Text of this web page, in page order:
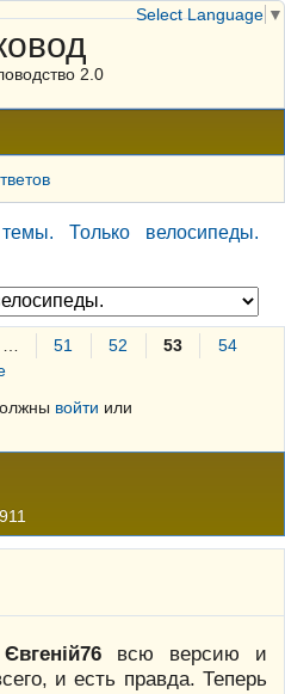
2.0
Только велосипеды.
51 52 53
54
войти или
Євгеній76всю версию и
и есть правда. Теперь
Select Language ▼